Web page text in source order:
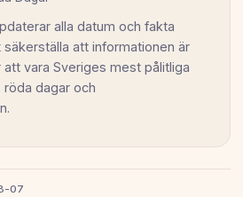
alla datum och fakta
att informationen är
att vara Sveriges mest pålitliga
röda dagar och
07